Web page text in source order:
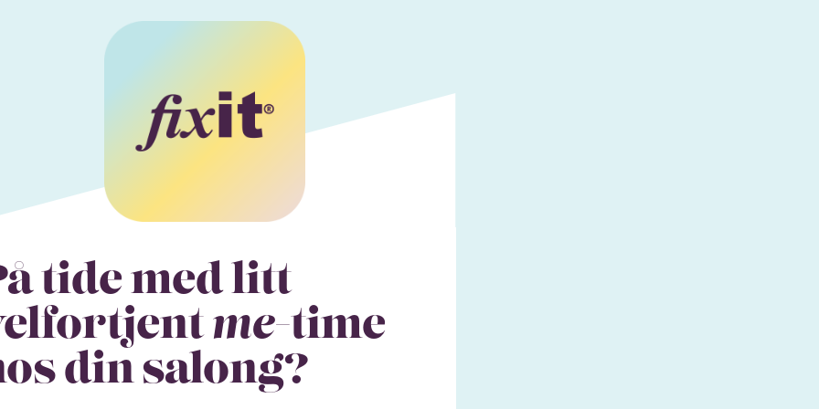
tide med litt
me-time
din salong?